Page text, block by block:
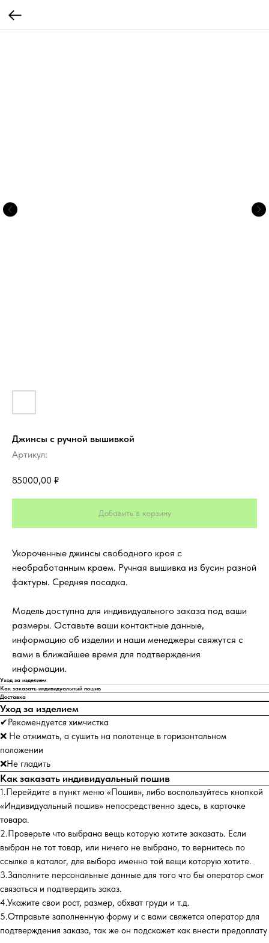
Джинсы с ручной вышивкой
Артикул:
85000,00 ₽
Добавить в корзину
Укороченные джинсы свободного кроя с
необработанным краем. Ручная вышивка из бусин разной
фактуры. Средняя посадка.
Модель доступна для индивидуального заказа под ваши
размеры. Оставьте ваши контактные данные,
информацию об изделии и наши менеджеры свяжутся с
вами в ближайшее время для подтверждения
информации.
Уход за изделием
Как заказать индивидуальный пошив
Доставка
Уход за изделием
✔Рекомендуется химчистка
❌ Не отжимать, а сушить на полотенце в горизонтальном
положении
❌Не гладить
Как заказать индивидуальный пошив
1.Перейдите в пункт меню «Пошив», либо воспользуйтесь кнопкой
«Индивидуальный пошив» непосредственно здесь, в карточке
товара.
2.Проверьте что выбрана вещь которую хотите заказать. Если
выбран не тот товар, или ничего не выбрано, то вернитесь по
ссылке в каталог, для выбора именно той вещи которую хотите.
3.Заполните персональные данные для того что бы оператор смог
связаться и подтвердить заказ.
4.Укажите свои рост, размер, обхват груди и т.д.
5.Отправьте заполненную форму и с вами свяжется оператор для
подтверждения заказа, так же он подскажет как внести предоплату